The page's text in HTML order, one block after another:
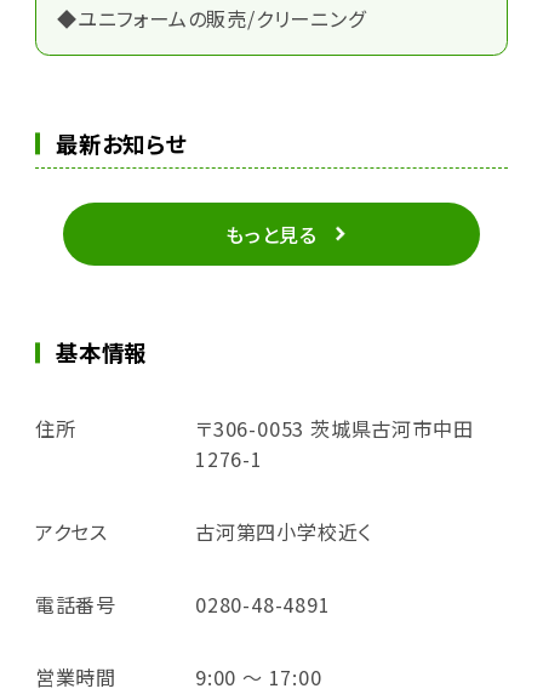
◆ユニフォームの販売/クリーニング
最新お知らせ
もっと見る
基本情報
住所
〒306-0053 茨城県古河市中田
1276-1
アクセス 古河第四小学校近く
電話番号 0280-48-4891
営業時間 9:00 ～ 17:00